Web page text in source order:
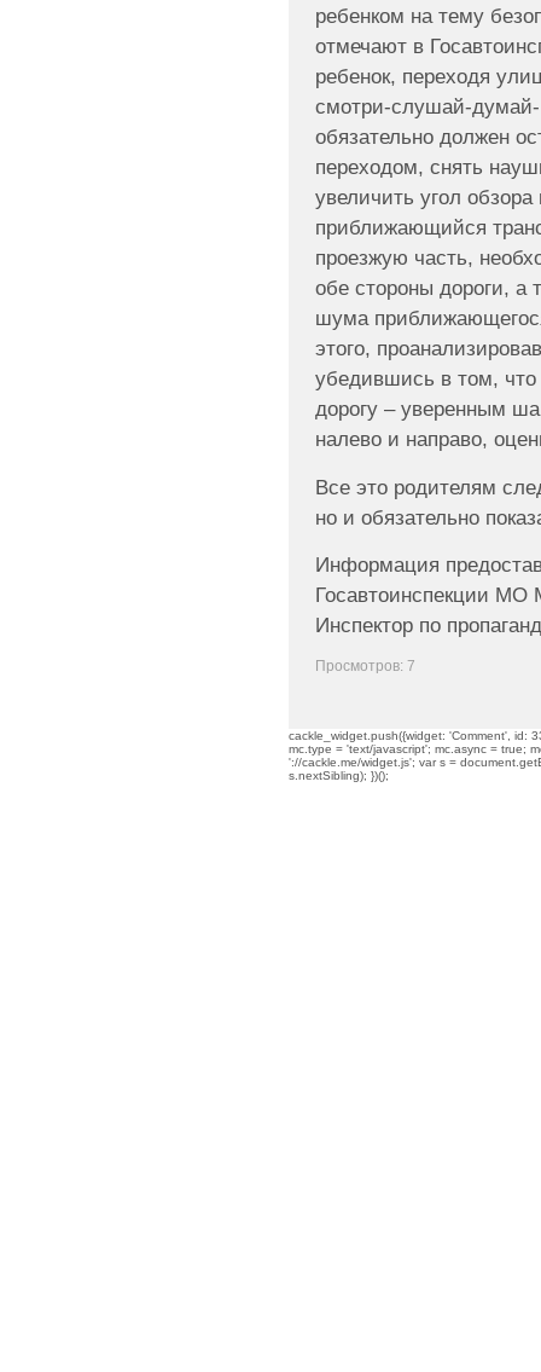
ребенком на тему
отмечают в
ребенок, переходя
смотри-слушай-думай-
обязательно должен
переходом, снять
увеличить угол
приближающийся
проезжую часть,
обе стороны дороги, а
шума
этого,
убедившись в том, что
дорогу – уверенным
налево и направо,
Все это родителям
но и обязательно
Информация
Госавтоинспекции МО
Инспектор по
Просмотров: 7
cackle_widget.push({widget: 'Comment', id:
mc.type = 'text/javascript'; mc.async = true;
'://cackle.me/widget.js'; var s =
s.nextSibling); })();